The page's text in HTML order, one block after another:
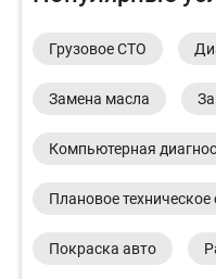
Грузовое СТО
Замена масла
Компьютерная
Плановое
Покраска авто